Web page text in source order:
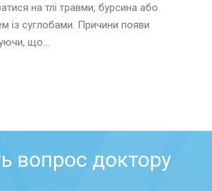
на тлі травми, бурсина або
із суглобами. Причини появи
що...
вопрос доктору